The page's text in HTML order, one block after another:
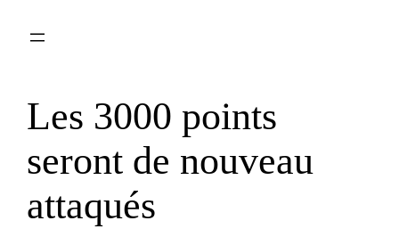
Les 3000 points
seront de nouveau
attaqués